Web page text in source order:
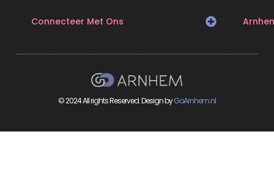
Connecteer Met Ons
© 2024 All rights Reserved. Design byGoArnhem.nl